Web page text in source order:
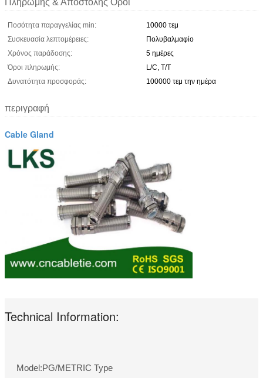
Ποσότητα παραγγελίας min:
10000 τεμ
Συσκευασία λεπτομέρειες:
Πολυβαλμαφίο
Χρόνος παράδοσης:
5 ημέρες
Όροι πληρωμής:
L/C, T/T
Δυνατότητα προσφοράς:
100000 τεμ την ημέρα
περιγραφή
Cable Gland
Technical Information:
Model:PG/METRIC Type